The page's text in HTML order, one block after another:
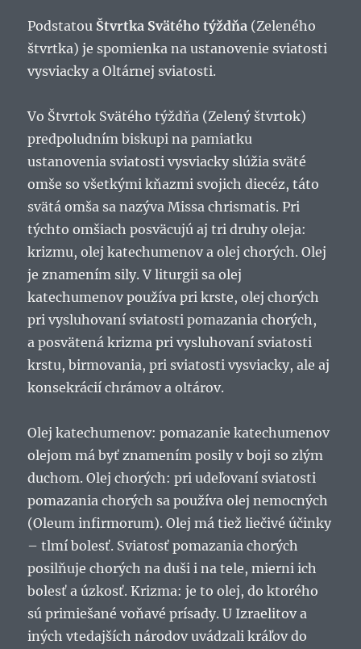
Podstatou Štvrtka Svätého týždňa (Zeleného
štvrtka) je spomienka na ustanovenie sviatosti
vysviacky a Oltárnej sviatosti.
Vo Štvrtok Svätého týždňa (Zelený štvrtok)
predpoludním biskupi na pamiatku
ustanovenia sviatosti vysviacky slúžia sväté
omše so všetkými kňazmi svojich diecéz, táto
svätá omša sa nazýva Missa chrismatis. Pri
týchto omšiach posväcujú aj tri druhy oleja:
krizmu, olej katechumenov a olej chorých. Olej
je znamením sily. V liturgii sa olej
katechumenov používa pri krste, olej chorých
pri vysluhovaní sviatosti pomazania chorých,
a posvätená krizma pri vysluhovaní sviatosti
krstu, birmovania, pri sviatosti vysviacky, ale aj
konsekrácií chrámov a oltárov.
Olej katechumenov: pomazanie katechumenov
olejom má byť znamením posily v boji so zlým
duchom. Olej chorých: pri udeľovaní sviatosti
pomazania chorých sa používa olej nemocných
(Oleum infirmorum). Olej má tiež liečivé účinky
– tlmí bolesť. Sviatosť pomazania chorých
posilňuje chorých na duši i na tele, mierni ich
bolesť a úzkosť. Krizma: je to olej, do ktorého
sú primiešané voňavé prísady. U Izraelitov a
iných vtedajších národov uvádzali kráľov do